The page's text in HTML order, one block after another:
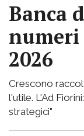
Banca
numeri
2026
Crescono
l'utile. L'Ad
strategici"